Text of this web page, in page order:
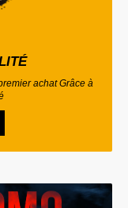
achat Grâce à